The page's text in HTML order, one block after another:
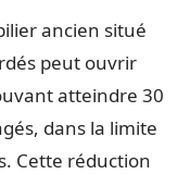
ancien situé
peut ouvrir
atteindre 30
dans la limite
Cette réduction